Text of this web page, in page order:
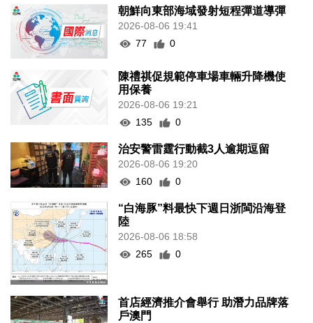
朝鮮向東部海域發射短程彈道導彈
2026-08-06 19:41
77
0
陳禮祺促規範停車場車輛升降機使
用保養
2026-08-06 19:21
135
0
治安警雷霆行動截3人逾期逗留
2026-08-06 19:20
160
0
“白海豚”料最快下週日浙閩沿海登
陸
2026-08-06 18:58
265
0
首店經濟推介會舉行 助潛力品牌落
戶澳門